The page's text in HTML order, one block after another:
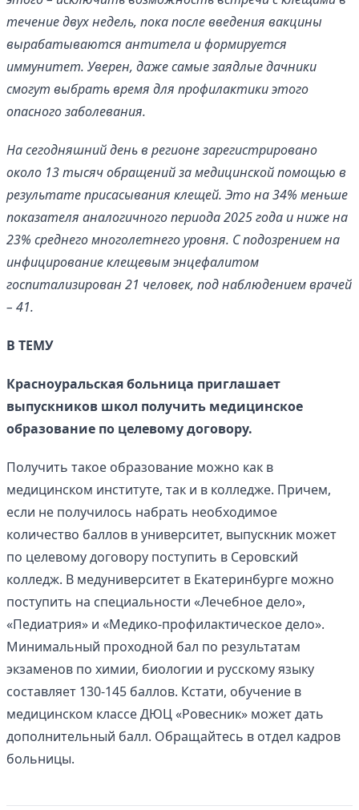
течение двух недель, пока после введения вакцины
вырабатываются антитела и формируется
иммунитет. Уверен, даже самые заядлые дачники
смогут выбрать время для профилактики этого
опасного заболевания.
На сегодняшний день в регионе зарегистрировано
около 13 тысяч обращений за медицинской помощью в
результате присасывания клещей. Это на 34% меньше
показателя аналогичного периода 2025 года и ниже на
23% среднего многолетнего уровня. С подозрением на
инфицирование клещевым энцефалитом
госпитализирован 21 человек, под наблюдением врачей
– 41.
В ТЕМУ
Красноуральская больница приглашает
выпускников школ получить медицинское
образование по целевому договору.
Получить такое образование можно как в
медицинском институте, так и в колледже. Причем,
если не получилось набрать необходимое
количество баллов в университет, выпускник может
по целевому договору поступить в Серовский
колледж. В медуниверситет в Екатеринбурге можно
поступить на специальности «Лечебное дело»,
«Педиатрия» и «Медико-профилактическое дело».
Минимальный проходной бал по результатам
экзаменов по химии, биологии и русскому языку
составляет 130-145 баллов. Кстати, обучение в
медицинском классе ДЮЦ «Ровесник» может дать
дополнительный балл. Обращайтесь в отдел кадров
больницы.